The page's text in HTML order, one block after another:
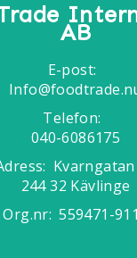
AB
E-post:
Telefon:
040-6086175
Kvarngatan
244 32 Kävlinge
Org.nr: 559471-